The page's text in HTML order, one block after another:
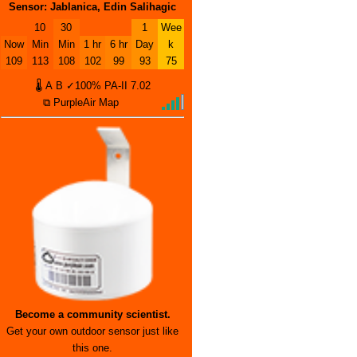
Sensor: Jablanica, Edin Salihagic
Now
109
10
Min
113
30
Min
108
1 hr
102
6 hr
99
1
Day
93
Wee
k
75
🌡 A B ✓100% PA-II
7.02
⧉ PurpleAir Map
Become a community scientist.
Get your own outdoor sensor just like
this one.